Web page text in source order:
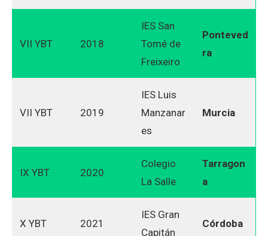
VII YBT 2018
IES San
Tomé de
Freixeiro
Ponteved
ra
VII YBT 2019
IES Luis
Manzanar
es
Murcia
IX YBT 2020
Colegio
La Salle
Tarragon
a
X YBT 2021
IES Gran
Capitán
Córdoba